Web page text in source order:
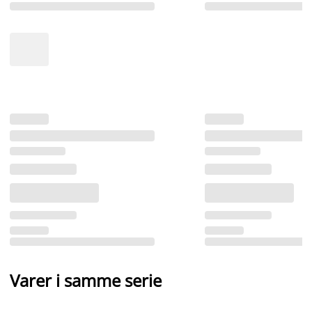
Varer i samme serie